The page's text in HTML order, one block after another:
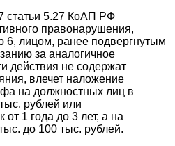
статьи 5.27 КоАП РФ
правонарушения,
6, лицом, ранее подвергнутым
за аналогичное
действия не содержат
влечет наложение
на должностных лиц в
рублей или
1 года до 3 лет, а на
до 100 тыс. рублей.